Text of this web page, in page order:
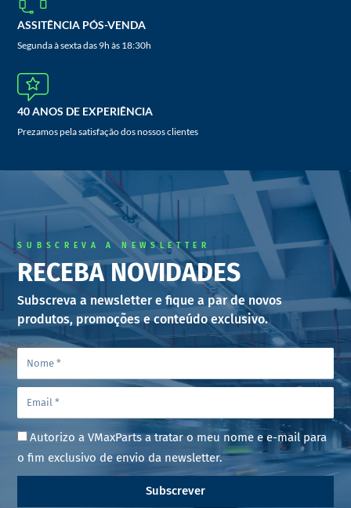
ASSITÊNCIA PÓS-VENDA
Segunda à sexta das 9h às 18:30h
40 ANOS DE EXPERIÊNCIA
Prezamos pela satisfação dos nossos clientes
SUBSCREVA A NEWSLETTER
RECEBA NOVIDADES
Subscreva a newsletter e fique a par de novos
produtos, promoções e conteúdo exclusivo.
Autorizo a VMaxParts a tratar o meu nome e e-mail para
o fim exclusivo de envio da newsletter.
Subscrever